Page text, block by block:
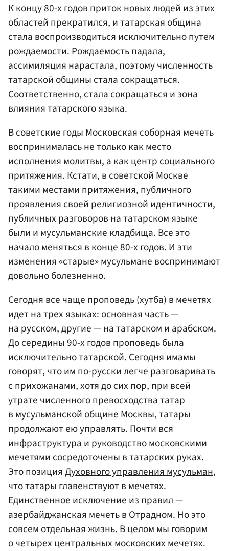
К концу 80-х годов приток новых людей из этих
областей прекратился, и татарская община
стала воспроизводиться исключительно путем
рождаемости. Рождаемость падала,
ассимиляция нарастала, поэтому численность
татарской общины стала сокращаться.
Соответственно, стала сокращаться и зона
влияния татарского языка.
В советские годы Московская соборная мечеть
воспринималась не только как место
исполнения молитвы, а как центр социального
притяжения. Кстати, в советской Москве
такими местами притяжения, публичного
проявления своей религиозной идентичности,
публичных разговоров на татарском языке
были и мусульманские кладбища. Все это
начало меняться в конце 80-х годов. И эти
изменения «старые» мусульмане воспринимают
довольно болезненно.
Сегодня все чаще проповедь (хутба) в мечетях
идет на трех языках: основная часть —
на русском, другие — на татарском и арабском.
До середины 90-х годов проповедь была
исключительно татарской. Сегодня имамы
говорят, что им по-русски легче разговаривать
с прихожанами, хотя до сих пор, при всей
утрате численного превосходства татар
в мусульманской общине Москвы, татары
продолжают ею управлять. Почти вся
инфраструктура и руководство московскими
мечетями сосредоточены в татарских руках.
Это позицияДуховного управления мусульман,
что татары главенствуют в мечетях.
Единственное исключение из правил —
азербайджанская мечеть в Отрадном. Но это
совсем отдельная жизнь. В целом мы говорим
о четырех центральных московских мечетях.